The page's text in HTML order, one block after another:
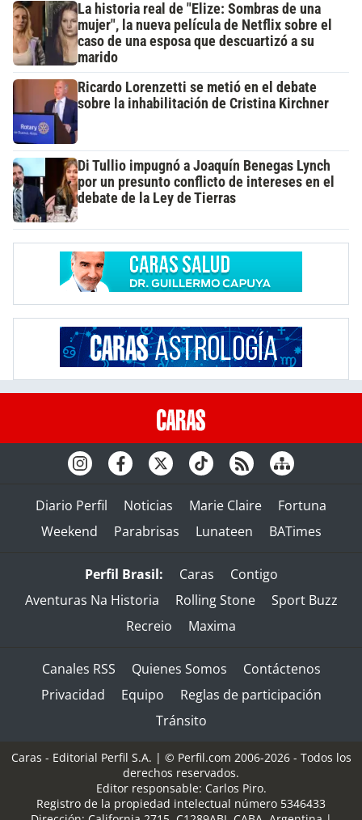
La historia real de "Elize: Sombras de una
mujer", la nueva película de Netflix sobre el
caso de una esposa que descuartizó a su
marido
Ricardo Lorenzetti se metió en el debate
sobre la inhabilitación de Cristina Kirchner
Di Tullio impugnó a Joaquín Benegas Lynch
por un presunto conflicto de intereses en el
debate de la Ley de Tierras
Diario Perfil Noticias Marie Claire
Fortuna
Weekend
Parabrisas Lunateen BATimes
Perfil Brasil: Caras
Contigo
Aventuras Na Historia
Rolling Stone
Sport Buzz
Recreio
Maxima
Canales RSS Quienes Somos
Contáctenos
Privacidad
Equipo
Reglas de participación
Tránsito
Caras - Editorial Perfil S.A. | © Perfil.com 2006-2026 - Todos los
derechos reservados.
Editor responsable: Carlos Piro.
Registro de la propiedad intelectual número 5346433